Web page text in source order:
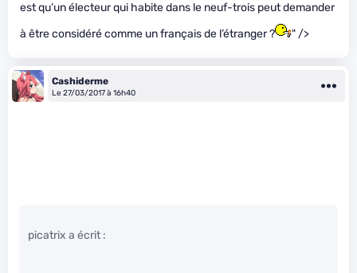
est qu’un électeur qui habite dans le neuf-trois peut demander
à être considéré comme un français de l’étranger ?
" />
Cashiderme
Le 27/03/2017 à 16h40
picatrix a écrit :